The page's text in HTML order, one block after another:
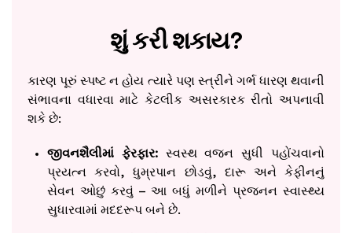
શું કરી શકાય?
કારણ પૂરું સ્પષ્ટ ન હોય ત્યારે પણ સ્ત્રીને ગર્ભ ધારણ થવાની
સંભાવના વધારવા માટે કેટલીક અસરકારક રીતો અપનાવી
શકે છે:
જીવનશૈલીમાં ફેરફાર:સ્વસ્થ વજન સુધી પહોંચવાનો
પ્રયત્ન કરવો, ધુમ્રપાન છોડવું, દારૂ અને કેફીનનું
સેવન ઓછું કરવું – આ બધું મળીને પ્રજનન સ્વાસ્થ્ય
સુધારવામાં મદદરૂપ બને છે.